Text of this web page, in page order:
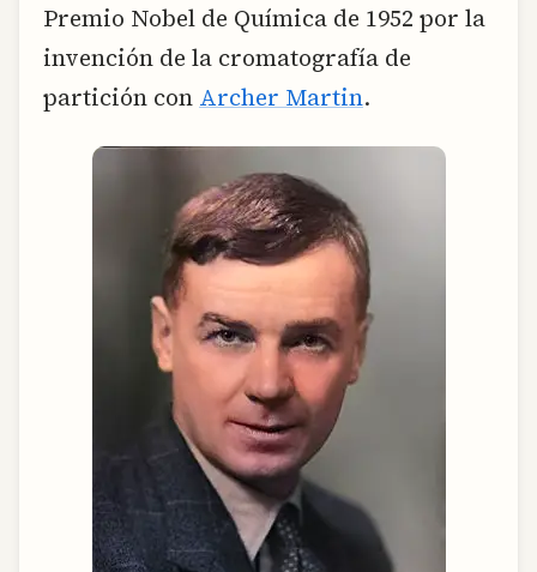
Premio Nobel de Química de 1952 por la
invención de la cromatografía de
partición con Archer Martin.